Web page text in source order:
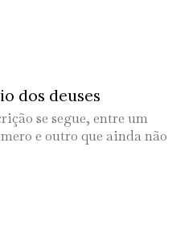
dos deuses
se segue, entre um
e outro que ainda não